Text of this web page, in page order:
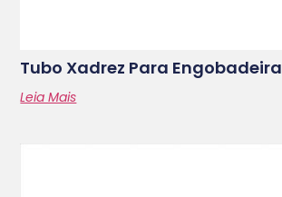
Tubo Xadrez Para Engobadeira
Leia Mais